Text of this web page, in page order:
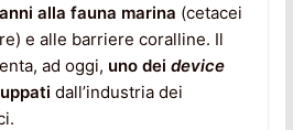
alla fauna marina (cetacei
e alle barriere coralline. Il
ad oggi, uno dei device
dall’industria dei